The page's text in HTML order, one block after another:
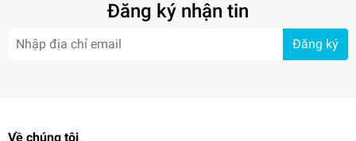
Đăng ký nhận tin
Đăng ký
Về chúng tôi